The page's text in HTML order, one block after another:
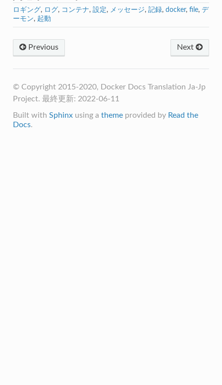
ロギング, ログ, コンテナ, 設定, メッセージ, 記録, docker, file, デ
ーモン, 起動
Next
Previous
© Copyright 2015-2020, Docker Docs Translation Ja-Jp
Project. 最終更新: 2022-06-11
Built with Sphinxusing a themeprovided by Read the
Docs.